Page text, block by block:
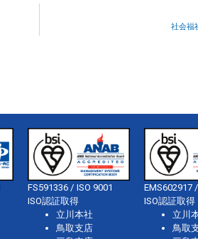
社会福
FS591336 / ISO 9001
ISO認証取得
立川本社
鳥取支店
EMS602917
ISO認証取得
立川
鳥取